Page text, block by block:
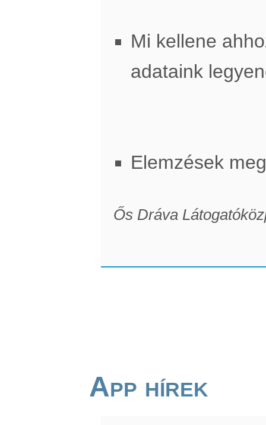
Mi kellene
adataink
Elemzések
Ős Dráva
App hírek